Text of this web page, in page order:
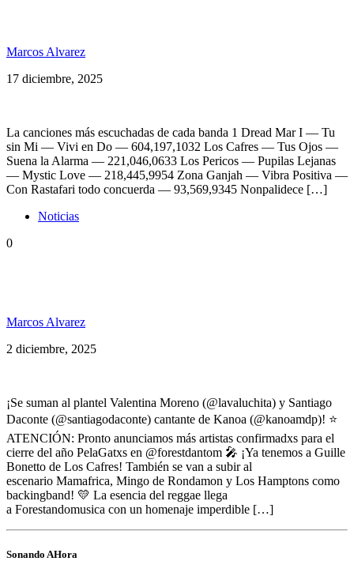
Marcos Alvarez
17 diciembre, 2025
La canciones más escuchadas de cada banda 1 Dread Mar I — Tu
sin Mi — Vivi en Do — 604,197,1032 Los Cafres — Tus Ojos —
Suena la Alarma — 221,046,0633 Los Pericos — Pupilas Lejanas
— Mystic Love — 218,445,9954 Zona Ganjah — Vibra Positiva —
Con Rastafari todo concuerda — 93,569,9345 Nonpalidece […]
Noticias
0
Marcos Alvarez
2 diciembre, 2025
¡Se suman al plantel Valentina Moreno (@lavaluchita) y Santiago
Daconte (@santiagodaconte) cantante de Kanoa (@kanoamdp)! ⭐
ATENCIÓN: Pronto anunciamos más artistas confirmadxs para el
cierre del año PelaGatxs en @forestdantom 🎤 ¡Ya tenemos a Guille
Bonetto de Los Cafres! También se van a subir al
escenario Mamafrica, Mingo de Rondamon y Los Hamptons como
backingband! 💛 La esencia del reggae llega
a Forestandomusica con un homenaje imperdible […]
Sonando AHora